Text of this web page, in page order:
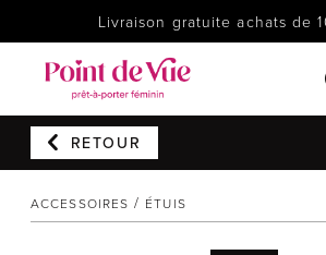
Livraison gratuite achats de
Femmes
RETOUR
ACCESSOIRES ÉTUIS